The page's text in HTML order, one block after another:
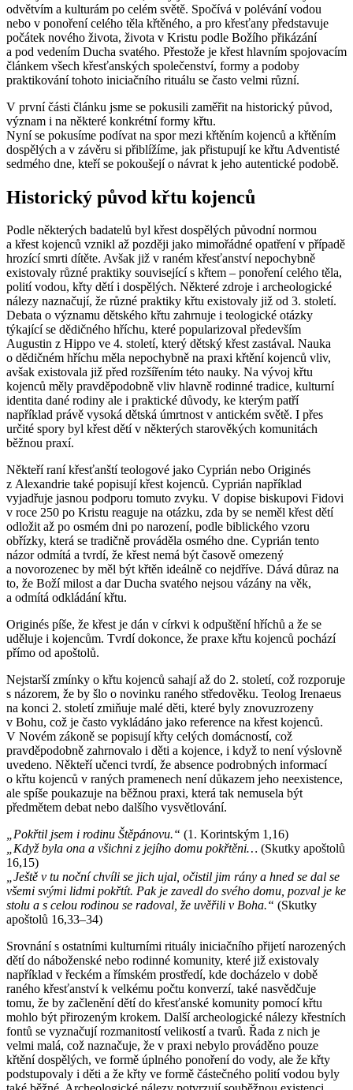
odvětvím a kulturám po celém světě. Spočívá v polévání vodou
nebo v ponoření celého těla křtěného, a pro křesťany představuje
počátek nového života, života v Kristu podle Božího přikázání
a pod vedením Ducha svatého. Přestože je křest hlavním spojovacím
článkem všech křesťanských společenství, formy a podoby
praktikování tohoto iniciačního rituálu se často velmi různí.
V první části článku jsme se pokusili zaměřit na historický původ,
význam i na některé konkrétní formy křtu.
Nyní se pokusíme podívat na spor mezi křtěním kojenců a křtěním
dospělých a v závěru si přiblížíme, jak přistupují ke křtu Adventisté
sedmého dne, kteří se pokoušejí o návrat k jeho autentické podobě.
Historický původ křtu kojenců
Podle některých badatelů byl křest dospělých původní normou
a křest kojenců vznikl až později jako mimořádné opatření v případě
hrozící smrti dítěte. Avšak již v raném křesťanství nepochybně
existovaly různé praktiky související s křtem – ponoření celého těla,
polití vodou, křty dětí i dospělých. Některé zdroje i archeologické
nálezy naznačují, že různé praktiky křtu existovaly již od 3. století.
Debata o významu dětského křtu zahrnuje i teologické otázky
týkající se dědičného hříchu, které popularizoval především
Augustin z Hippo ve 4. století, který dětský křest zastával. Nauka
o dědičném hříchu měla nepochybně na praxi křtění kojenců vliv,
avšak existovala již před rozšířením této nauky. Na vývoj křtu
kojenců měly pravděpodobně vliv hlavně rodinné tradice, kulturní
identita dané rodiny ale i praktické důvody, ke kterým patří
například právě vysoká dětská úmrtnost v antickém světě. I přes
určité spory byl křest dětí v některých starověkých komunitách
běžnou praxí.
Někteří raní křesťanští teologové jako Cyprián nebo Originés
z Alexandrie také popisují křest kojenců. Cyprián například
vyjadřuje jasnou podporu tomuto zvyku. V dopise biskupovi Fidovi
v roce 250 po Kristu reaguje na otázku, zda by se neměl křest dětí
odložit až po osmém dni po narození, podle biblického vzoru
obřízky, která se tradičně prováděla osmého dne. Cyprián tento
názor odmítá a tvrdí, že křest nemá být časově omezený
a novorozenec by měl být křtěn ideálně co nejdříve. Dává důraz na
to, že Boží milost a dar Ducha svatého nejsou vázány na věk,
a odmítá odkládání křtu.
Originés píše, že křest je dán v církvi k odpuštění hříchů a že se
uděluje i kojencům. Tvrdí dokonce, že praxe křtu kojenců pochází
přímo od apoštolů.
Nejstarší zmínky o křtu kojenců sahají až do 2. století, což rozporuje
s názorem, že by šlo o novinku raného středověku. Teolog Irenaeus
na konci 2. století zmiňuje malé děti, které byly znovuzrozeny
v Bohu, což je často vykládáno jako reference na křest kojenců.
V Novém zákoně se popisují křty celých domácností, což
pravděpodobně zahrnovalo i děti a kojence, i když to není výslovně
uvedeno. Někteří učenci tvrdí, že absence podrobných informací
o křtu kojenců v raných pramenech není důkazem jeho neexistence,
ale spíše poukazuje na běžnou praxi, která tak nemusela být
předmětem debat nebo dalšího vysvětlování.
„Pokřtil jsem i rodinu Štěpánovu.“ (1. Korintským 1,16)
„Když byla ona a všichni z jejího domu pokřtěni… (Skutky apoštolů
16,15)
„Ještě v tu noční chvíli se jich ujal, očistil jim rány a hned se dal se
všemi svými lidmi pokřtít. Pak je zavedl do svého domu, pozval je ke
stolu a s celou rodinou se radoval, že uvěřili v Boha.“ (Skutky
apoštolů 16,33–34)
Srovnání s ostatními kulturními rituály iniciačního přijetí narozených
dětí do náboženské nebo rodinné komunity, které již existovaly
například v řeckém a římském prostředí, kde docházelo v době
raného křesťanství k velkému počtu konverzí, také nasvědčuje
tomu, že by začlenění dětí do křesťanské komunity pomocí křtu
mohlo být přirozeným krokem. Další archeologické nálezy křestních
fontů se vyznačují rozmanitostí velikostí a tvarů. Řada z nich je
velmi malá, což naznačuje, že v praxi nebylo prováděno pouze
křtění dospělých, ve formě úplného ponoření do vody, ale že křty
podstupovaly i děti a že křty ve formě částečného polití vodou byly